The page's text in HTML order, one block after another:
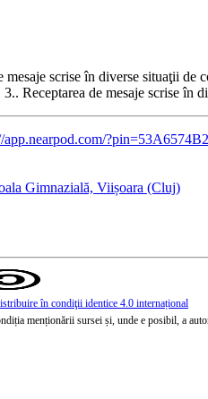
mesaje scrise în diverse situaţii de
3.. Receptarea de mesaje scrise în
app.nearpod.com/
Gimnazială, Viișoara (Cluj)
în condiţii identice 4.0 internațional
menționării sursei și, unde e posibil, a